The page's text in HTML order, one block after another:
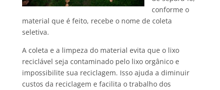
conforme o
material que é feito, recebe o nome de coleta
seletiva.
A coleta e a limpeza do material evita que o lixo
reciclável seja contaminado pelo lixo orgânico e
impossibilite sua reciclagem. Isso ajuda a diminuir
custos da reciclagem e facilita o trabalho dos